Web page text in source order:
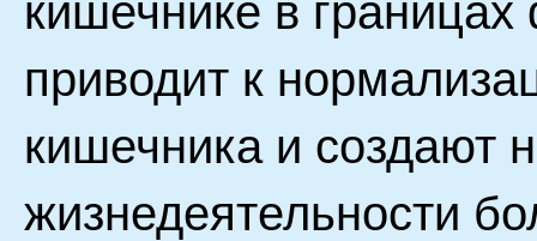
кишечнике в
приводит к
кишечника и создают
жизнедеятельности